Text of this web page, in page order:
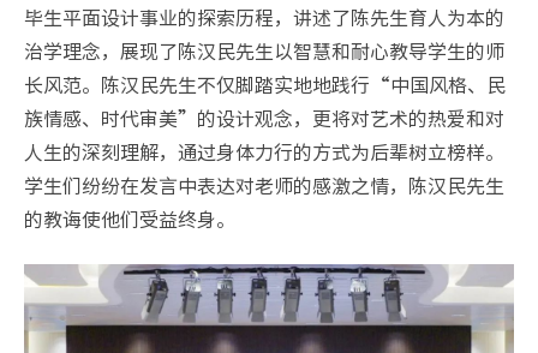
毕生平面设计事业的探索历程，讲述了陈先生育人为本的
治学理念，展现了陈汉民先生以智慧和耐心教导学生的师
长风范。陈汉民先生不仅脚踏实地地践行“中国风格、民
族情感、时代审美”的设计观念，更将对艺术的热爱和对
人生的深刻理解，通过身体力行的方式为后辈树立榜样。
学生们纷纷在发言中表达对老师的感激之情，陈汉民先生
的教诲使他们受益终身。